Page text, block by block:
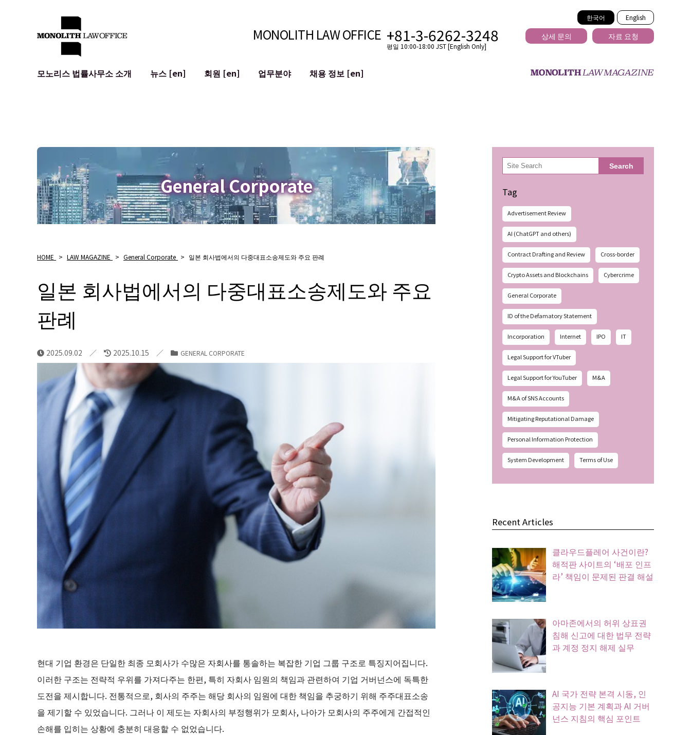
한국어 English
MONOLITH LAW OFFICE +81-3-6262-3248
평일 10:00-18:00 JST [English Only]
상세 문의 자료 요청
모노리스 법률사무소 소개
뉴스 [en] 회원 [en]
업무분야
개인정보 보호
광고 리뷰
사이버 범죄
평판 손상 완화
명예훼손 발언의 ID
채용 정보 [en]
General Corporate
HOME > LAW MAGAZINE > General Corporate > 일본 회사법에서의 다중대표소송제도와 주요 판례
일본 회사법에서의 다중대표소송제도와 주요
판례
2025.09.02 2025.10.15 GENERAL CORPORATE
현대 기업 환경은 단일한 최종 모회사가 수많은 자회사를 통솔하는 복잡한 기업 그룹 구조로 특징지어집니다.
이러한 구조는 전략적 우위를 가져다주는 한편, 특히 자회사 임원의 책임과 관련하여 기업 거버넌스에 독특한
도전을 제시합니다. 전통적으로, 회사의 주주는 해당 회사의 임원에 대한 책임을 추궁하기 위해 주주대표소송
을 제기할 수 있었습니다. 그러나 이 제도는 자회사의 부정행위가 모회사, 나아가 모회사의 주주에게 간접적인
손해를 입히는 상황에 충분히 대응할 수 없었습니다.
検
索 Search
Tag
Advertisement Review
AI (ChatGPT and others)
Contract Drafting and Review Cross-border
Crypto Assets and Blockchains Cybercrime
General Corporate
ID of the Defamatory Statement
Incorporation Internet IPO IT
Legal Support for VTuber
Legal Support for YouTuber M&A
M&A of SNS Accounts
Mitigating Reputational Damage
Personal Information Protection
System Development Terms of Use
Recent Articles
클라우드플레어 사건이란?
해적판 사이트의 ‘배포 인프
라’ 책임이 문제된 판결 해설
아마존에서의 허위 상표권
침해 신고에 대한 법무 전략
과 계정 정지 해제 실무
AI 국가 전략 본격 시동, 인
공지능 기본 계획과 AI 거버
넌스 지침의 핵심 포인트